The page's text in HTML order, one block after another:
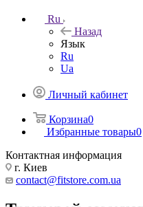
Ru
Назад
Язык
Ru
Ua
Личный кабинет
Корзина0
Избранные товары0
Контактная информация
г. Киев
contact@fitstore.com.ua